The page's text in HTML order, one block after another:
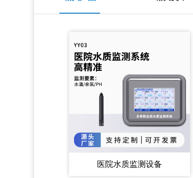
医院水质监测设备